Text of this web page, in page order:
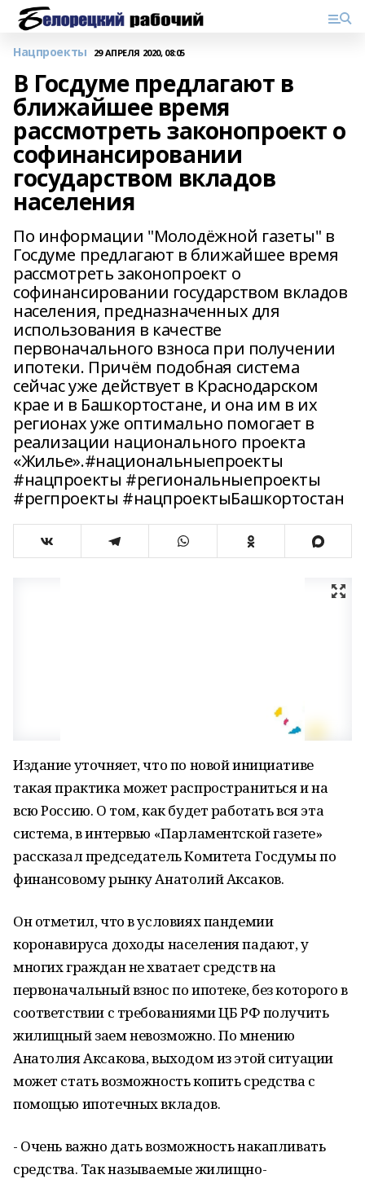
Нацпроекты 29 АПРЕЛЯ 2020, 08:05
В Госдуме предлагают в
ближайшее время
рассмотреть законопроект о
софинансировании
государством вкладов
населения
По информации "Молодёжной газеты" в
Госдуме предлагают в ближайшее время
рассмотреть законопроект о
софинансировании государством вкладов
населения, предназначенных для
использования в качестве
первоначального взноса при получении
ипотеки. Причём подобная система
сейчас уже действует в Краснодарском
крае и в Башкортостане, и она им в их
регионах уже оптимально помогает в
реализации национального проекта
«Жилье».#национальныепроекты
#нацпроекты #региональныепроекты
#регпроекты #нацпроектыБашкортостан
Издание уточняет, что по новой инициативе
такая практика может распространиться и на
всю Россию. О том, как будет работать вся эта
система, в интервью «Парламентской газете»
рассказал председатель Комитета Госдумы по
финансовому рынку Анатолий Аксаков.
Он отметил, что в условиях пандемии
коронавируса доходы населения падают, у
многих граждан не хватает средств на
первоначальный взнос по ипотеке, без которого в
соответствии с требованиями ЦБ РФ получить
жилищный заем невозможно. По мнению
Анатолия Аксакова, выходом из этой ситуации
может стать возможность копить средства с
помощью ипотечных вкладов.
- Очень важно дать возможность накапливать
средства. Так называемые жилищно-